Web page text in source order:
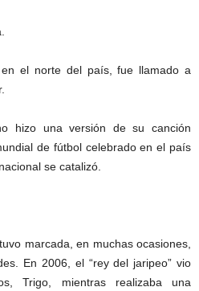
en el norte del país, fue llamado a
hizo una versión de su canción
de fútbol celebrado en el país
se catalizó.
marcada, en muchas ocasiones,
En 2006, el “rey del jaripeo” vio
Trigo, mientras realizaba una